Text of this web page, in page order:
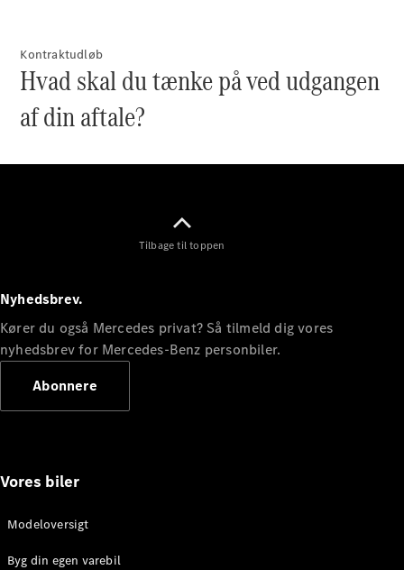
Showroom
Marco Polo
eSprinter
eSprinter
Kassevogn
eSprinter
Chassis
Kontraktudløb
Hvad skal du tænke på ved udgangen
af din aftale?
Tilbage til toppen
Nyhedsbrev.
Kører du også Mercedes privat? Så tilmeld dig vores
nyhedsbrev for Mercedes-Benz personbiler.
Abonnere
Vores biler
Modeloversigt
Byg din egen varebil